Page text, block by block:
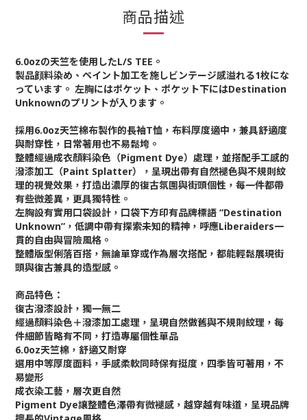
商品描述
6.0ozの天竺を使用したL/S TEE。
製品顔料染め、ペイント加工を施しビンテージ感溢れる1枚にな
っています。 左胸にはポケット、ポケット下にはDestination
Unknownのプリントが入ります。
採用6.0oz天竺棉布製作的長袖T恤，布料厚度適中，兼具舒適度
與耐穿性，日常著用也不易鬆垮。
整體經過成衣顏料染色（Pigment Dye）處理，並搭配手工感的
潑漆加工（Paint Splatter），呈現出帶有自然褪色與不規則紋
理的視覺效果，打造出濃厚的復古氛圍與街頭個性，每一件都帶
有些微差異，更具獨特性。
左胸設有實用口袋設計，口袋下方印有品牌標語 “Destination
Unknown”，低調中帶有探索未知的精神，呼應Liberaiders一
貫的自由與冒險風格。
整體版型俐落百搭，無論單穿或作為層次搭配，都能輕鬆展現街
頭與復古兼具的造型感。
商品特色：
復古潑漆設計，獨一無二
經過顏料染色＋潑漆加工處理，呈現自然做舊與不規則紋理，每
件細節皆略有不同，打造專屬個性單品
6.0oz天竺棉，舒適又耐穿
選用中等厚度面料，手感柔軟同時保有挺度，四季皆可著用，不
易變形
成衣染工藝，層次更自然
Pigment Dye讓整體色澤帶有微褪感，越穿越有味道，呈現品牌